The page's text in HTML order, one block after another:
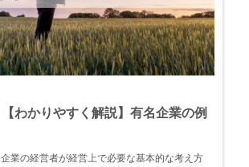
わかりやすく解説】有名企業の例
業の経営者が経営上で必要な基本的な考え方